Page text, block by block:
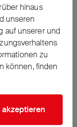
hinaus
unseren
auf unserer und
zu
können, finden
akzeptieren
von
von
Zero-